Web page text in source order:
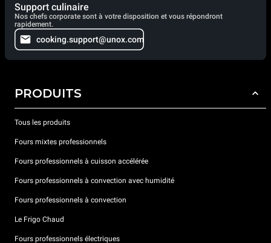
Support culinaire
Nos chefs corporate sont à votre disposition et vous répondront
rapidement.
cooking.support@unox.com
PRODUITS
Tous les produits
Fours mixtes professionnels
Fours professionnels à cuisson accélérée
Fours professionnels à convection avec humidité
Fours professionnels à convection
Le Frigo Chaud
Fours professionnels électriques